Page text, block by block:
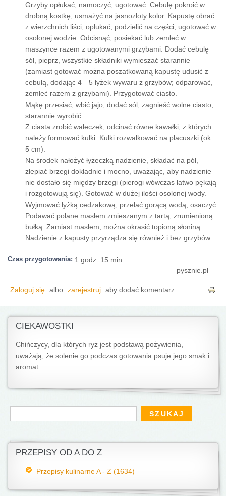
Grzyby opłukać, namoczyć, ugotować. Cebulę pokroić w
drobną kostkę, usmażyć na jasnozłoty kolor. Kapustę obrać
z wierzchnich liści, opłukać, podzielić na części, ugotować w
osolonej wodzie. Odcisnąć, posiekać lub zemleć w
maszynce razem z ugotowanymi grzybami. Dodać cebulę
sól, pieprz, wszystkie składniki wymieszać starannie
(zamiast gotować można poszatkowaną kapustę udusić z
cebulą, dodając 4—5 łyżek wywaru z grzybów; odparować,
zemleć razem z grzybami). Przygotować ciasto.
Mąkę przesiać, wbić jajo, dodać sól, zagnieść wolne ciasto,
starannie wyrobić.
Z ciasta zrobić wałeczek, odcinać równe kawałki, z których
należy formować kulki. Kulki rozwałkować na placuszki (ok.
5 cm).
Na środek nałożyć łyżeczką nadzienie, składać na pół,
zlepiać brzegi dokładnie i mocno, uważając, aby nadzienie
nie dostało się między brzegi (pierogi wówczas łatwo pękają
i rozgotowują się). Gotować w dużej ilości osolonej wody.
Wyjmować łyżką cedzakową, przelać gorącą wodą, osaczyć.
Podawać polane masłem zmieszanym z tartą, zrumienioną
bułką. Zamiast masłem, można okrasić topioną słoniną.
Nadzienie z kapusty przyrządza się również i bez grzybów.
Czas przygotowania: 1 godz. 15 min
pysznie.pl
Zaloguj się albo zarejestruj aby dodać komentarz
CIEKAWOSTKI
Chińczycy, dla których ryż jest podstawą pożywienia,
uważają, że solenie go podczas gotowania psuje jego smak i
aromat.
Formularz wyszukiwania
Szukaj
PRZEPISY OD A DO Z
Przepisy kulinarne A - Z (1634)